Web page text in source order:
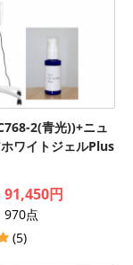
2(青光))+ニュ
ワイトジェルPlus
91,450円
970点
(5)